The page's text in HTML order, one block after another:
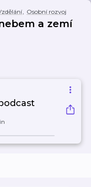
, Osobní rozvoj
a zemí